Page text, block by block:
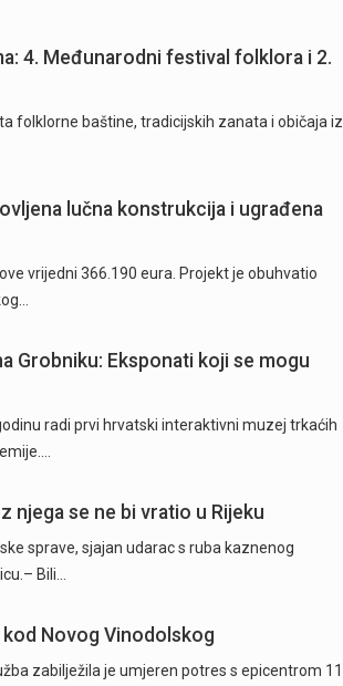
4. Međunarodni festival folklora i 2.
folklorne baštine, tradicijskih zanata i običaja iz
lučna konstrukcija i ugrađena
vrijedni 366.190 eura. Projekt je obuhvatio
Grobniku: Eksponati koji se mogu
radi prvi hrvatski interaktivni muzej trkaćih
njega se ne bi vratio u Rijeku
sprave, sjajan udarac s ruba kaznenog
Bili…
Novog Vinodolskog
zabilježila je umjeren potres s epicentrom 11